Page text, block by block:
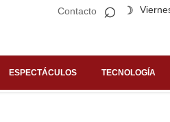
Contacto ⌕ ☽
ESPECTÁCULOS TECNOLOGÍA